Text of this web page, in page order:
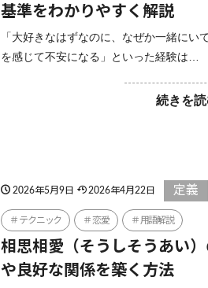
基準をわかりやすく解説
「大好きなはずなのに、なぜか一緒にい
を感じて不安になる」といった経験は…
続きを
2026年5月9日 2026年4月22日 定義
テクニック 恋愛 用語解説
相思相愛（そうしそうあい
や良好な関係を築く方法